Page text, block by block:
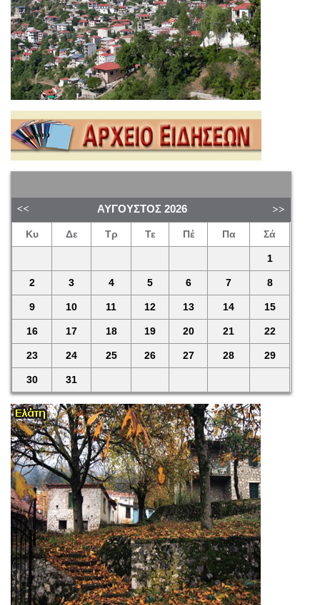
ΑΎΓΟΥΣΤΟΣ 2026
Κυ Δε Τρ Τε Πέ Πα Σά
1
2 3 4 5 6 7 8
9 10 11 12 13 14 15
16 17 18 19 20 21 22
23 24 25 26 27 28 29
30 31